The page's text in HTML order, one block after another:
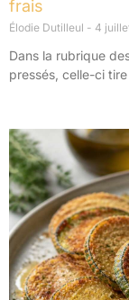
frais
Élodie Dutilleul 4
Dans la rubrique
pressés, celle-ci